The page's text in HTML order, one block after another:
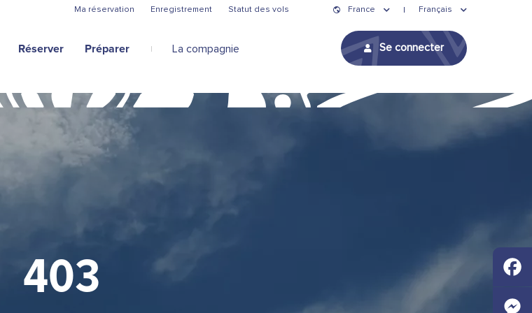
Aller au contenu principal
Ma réservation Enregistrement Statut des vols France Français
Réserver Préparer La compagnie Se connecter
403